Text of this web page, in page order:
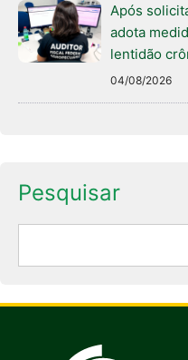
Após
adota
lentidão
04/08/2026
Pesquisar